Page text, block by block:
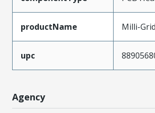
productName Milli-Grid
upc
Agency